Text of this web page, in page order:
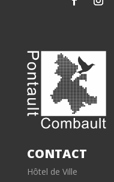
CONTACT
Hôtel de Ville